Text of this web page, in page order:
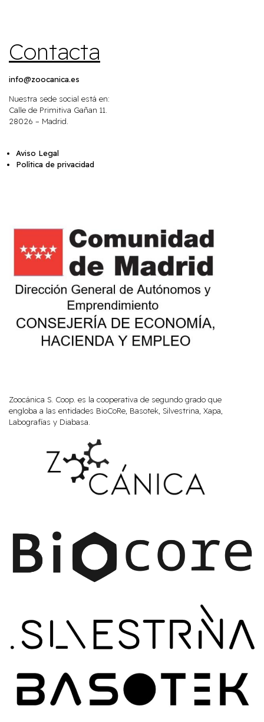
Contacta
info@zoocanica.es
Nuestra sede social está en:
Calle de Primitiva Gañan 11.
28026 – Madrid.
Aviso Legal
Política de privacidad
Zoocánica S. Coop. es la cooperativa de segundo grado que
engloba a las entidades BioCoRe, Basotek, Silvestrina, Xapa,
Labografías y Diabasa.